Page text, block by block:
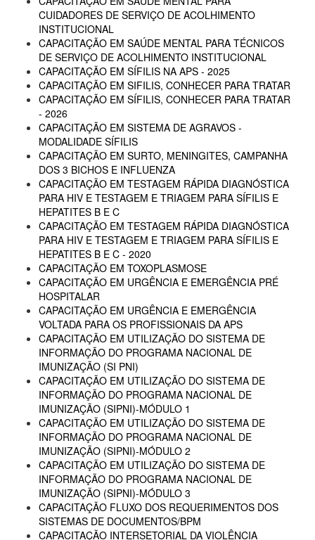
CUIDADORES DE SERVIÇO DE ACOLHIMENTO
INSTITUCIONAL
CAPACITAÇÃO EM SAÚDE MENTAL PARA TÉCNICOS
DE SERVIÇO DE ACOLHIMENTO INSTITUCIONAL
CAPACITAÇÃO EM SÍFILIS NA APS - 2025
CAPACITAÇÃO EM SIFILIS, CONHECER PARA TRATAR
CAPACITAÇÃO EM SÍFILIS, CONHECER PARA TRATAR
- 2026
CAPACITAÇÃO EM SISTEMA DE AGRAVOS -
MODALIDADE SÍFILIS
CAPACITAÇÃO EM SURTO, MENINGITES, CAMPANHA
DOS 3 BICHOS E INFLUENZA
CAPACITAÇÃO EM TESTAGEM RÁPIDA DIAGNÓSTICA
PARA HIV E TESTAGEM E TRIAGEM PARA SÍFILIS E
HEPATITES B E C
CAPACITAÇÃO EM TESTAGEM RÁPIDA DIAGNÓSTICA
PARA HIV E TESTAGEM E TRIAGEM PARA SÍFILIS E
HEPATITES B E C - 2020
CAPACITAÇÃO EM TOXOPLASMOSE
CAPACITAÇÃO EM URGÊNCIA E EMERGÊNCIA PRÉ
HOSPITALAR
CAPACITAÇÃO EM URGÊNCIA E EMERGÊNCIA
VOLTADA PARA OS PROFISSIONAIS DA APS
CAPACITAÇÃO EM UTILIZAÇÃO DO SISTEMA DE
INFORMAÇÃO DO PROGRAMA NACIONAL DE
IMUNIZAÇÃO (SI PNI)
CAPACITAÇÃO EM UTILIZAÇÃO DO SISTEMA DE
INFORMAÇÃO DO PROGRAMA NACIONAL DE
IMUNIZAÇÃO (SIPNI)-MÓDULO 1
CAPACITAÇÃO EM UTILIZAÇÃO DO SISTEMA DE
INFORMAÇÃO DO PROGRAMA NACIONAL DE
IMUNIZAÇÃO (SIPNI)-MÓDULO 2
CAPACITAÇÃO EM UTILIZAÇÃO DO SISTEMA DE
INFORMAÇÃO DO PROGRAMA NACIONAL DE
IMUNIZAÇÃO (SIPNI)-MÓDULO 3
CAPACITAÇÃO FLUXO DOS REQUERIMENTOS DOS
SISTEMAS DE DOCUMENTOS/BPM
CAPACITAÇÃO INTERSETORIAL DA VIOLÊNCIA